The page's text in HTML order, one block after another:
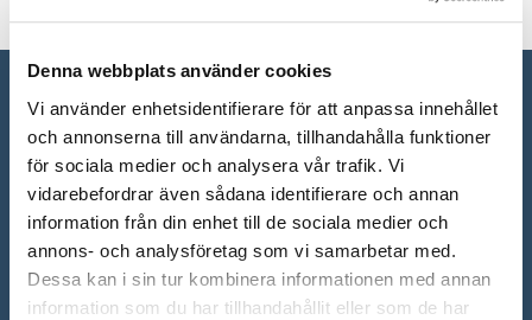
Denna webbplats använder cookies
Vi använder enhetsidentifierare för att anpassa innehållet
och annonserna till användarna, tillhandahålla funktioner
för sociala medier och analysera vår trafik. Vi
vidarebefordrar även sådana identifierare och annan
information från din enhet till de sociala medier och
annons- och analysföretag som vi samarbetar med.
Dessa kan i sin tur kombinera informationen med annan
information som du har tillhandahållit eller som de har